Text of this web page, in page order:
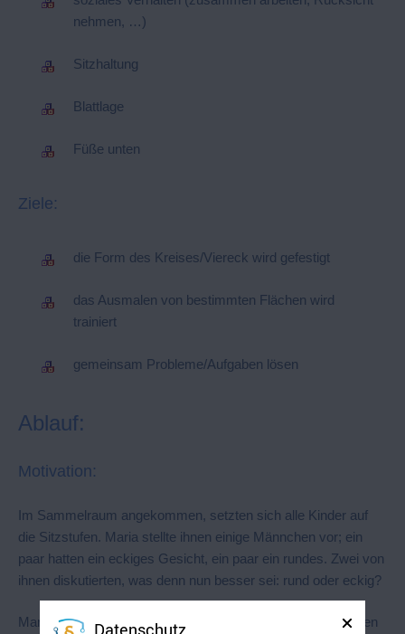
nehmen, …)
Sitzhaltung
Blattlage
Füße unten
Ziele:
die Form des Kreises/Viereck wird gefestigt
das Ausmalen von bestimmten Flächen wird
trainiert
gemeinsam Probleme/Aufgaben lösen
Ablauf:
Motivation:
Im Sammelraum angekommen, setzten sich alle Kinder auf
die Sitzstufen. Maria stellte ihnen einige Männchen vor; ein
paar hatten ein eckiges Gesicht, ein paar ein rundes. Zwei von
ihnen diskutierten, was denn nun besser sei: rund oder eckig?
Maria ließ die Kinder nun runde und eckige Sachen aufzählen
Datenschutz